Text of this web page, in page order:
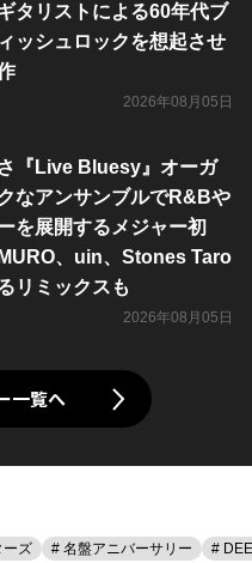
タリストによる60年代ブ
ッシュロックを想起させ
2026年08月05日
『Live Bluesy』オーガ
なアンサンブルでR&Bや
を展開するメジャー初
、uin、Stones Taro
リミックスも
2026年08月05日
一覧へ
ーズ # 名盤アニバーサリー #